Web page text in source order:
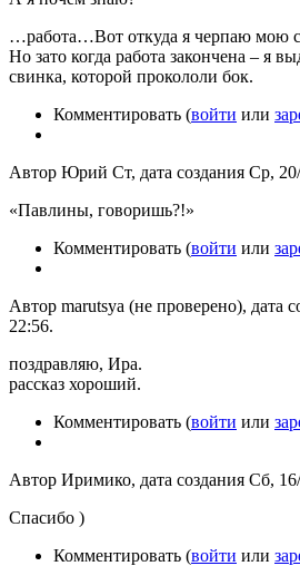
…работа…Вот откуда я черпаю мою
Но зато когда работа закончена – я
свинка, которой прокололи бок.
Комментировать (войти или
Автор Юрий Ст, дата создания Ср,
«Павлины, говоришь?!»
Комментировать (войти или
Автор marutsya (не проверено), дата
22:56.
поздравляю, Ира.
рассказ хороший.
Комментировать (войти или
Автор Иримико, дата создания Сб,
Спасибо )
Комментировать (войти или